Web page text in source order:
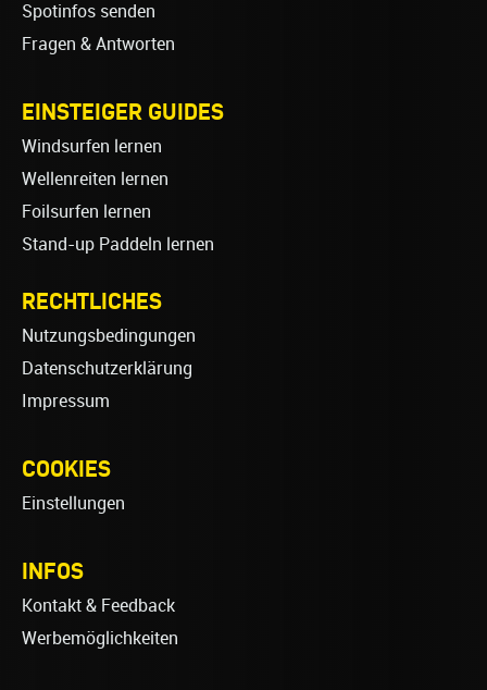
Spotinfos senden
Fragen & Antworten
EINSTEIGER GUIDES
Windsurfen lernen
Wellenreiten lernen
Foilsurfen lernen
Stand-up Paddeln lernen
RECHTLICHES
Nutzungsbedingungen
Datenschutzerklärung
Impressum
COOKIES
Einstellungen
INFOS
Kontakt & Feedback
Werbemöglichkeiten